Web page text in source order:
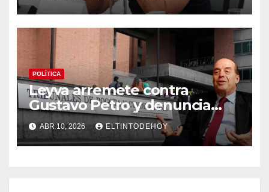
POLÍTICA
Leyva arremete contra
Gustavo Petro y denuncia
“persecución atroz” tras
investigación en su contra
por el caso pasaportes
ABR 10, 2026 ELTINTODEHOY